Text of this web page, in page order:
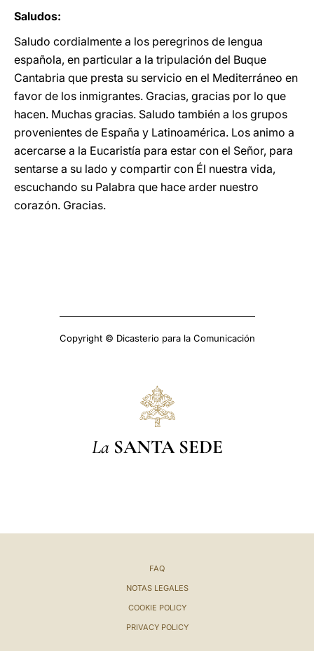
Saludos:
Saludo cordialmente a los peregrinos de lengua
española, en particular a la tripulación del Buque
Cantabria que presta su servicio en el Mediterráneo en
favor de los inmigrantes. Gracias, gracias por lo que
hacen. Muchas gracias. Saludo también a los grupos
provenientes de España y Latinoamérica. Los animo a
acercarse a la Eucaristía para estar con el Señor, para
sentarse a su lado y compartir con Él nuestra vida,
escuchando su Palabra que hace arder nuestro
corazón. Gracias.
Copyright © Dicasterio para la Comunicación
La SANTA SEDE
FAQ
NOTAS LEGALES
COOKIE POLICY
PRIVACY POLICY